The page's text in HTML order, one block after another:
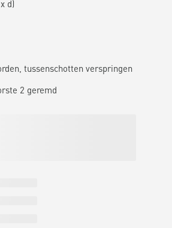
d)
tussenschotten verspringen
2 geremd